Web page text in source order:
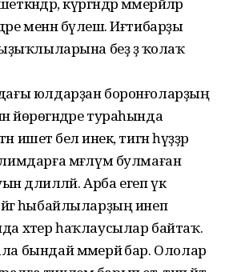
менән бүлешә. Иғтибарҙы
беҙ ҙә ҡолаҡ
юлдарҙан боронғоларҙың
йөрөгәндәре тураһында
ишетә белә инек, тигән һүҙҙәр
мәғлүм булмаған
дәлилләй. Арба егеп үк
һыбайлыларҙың инеп
хәтер һаҡлаусылар байтаҡ.
бындай мәмерйә бар. Ололар